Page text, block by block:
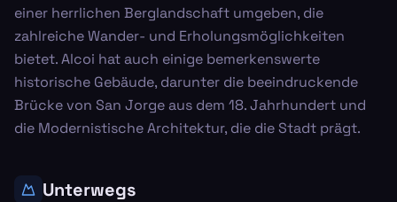
einer herrlichen Berglandschaft umgeben, die
zahlreiche Wander- und Erholungsmöglichkeiten
bietet. Alcoi hat auch einige bemerkenswerte
historische Gebäude, darunter die beeindruckende
Brücke von San Jorge aus dem 18. Jahrhundert und
die Modernistische Architektur, die die Stadt prägt.
Unterwegs